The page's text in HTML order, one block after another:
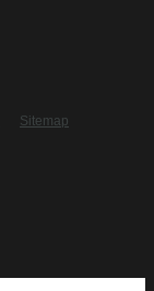
Sitemap